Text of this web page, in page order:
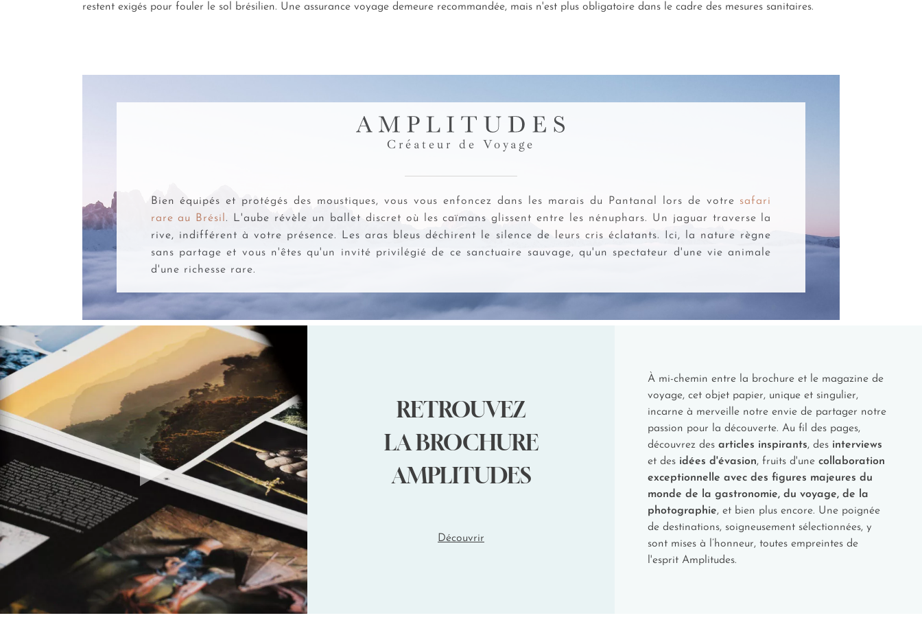
restent exigés pour fouler le sol brésilien. Une assurance voyage demeure recommandée, mais n'est plus obligatoire dans le cadre des mesures sanitaires.
Créateur de Voyage
Bien équipés et protégés des moustiques, vous vous enfoncez dans les marais du Pantanal lors de votre safari
rare au Brésil. L'aube révèle un ballet discret où les caïmans glissent entre les nénuphars. Un jaguar traverse la
rive, indifférent à votre présence. Les aras bleus déchirent le silence de leurs cris éclatants. Ici, la nature règne
sans partage et vous n'êtes qu'un invité privilégié de ce sanctuaire sauvage, qu'un spectateur d'une vie animale
d'une richesse rare.
RETROUVEZ
LA BROCHURE
AMPLITUDES
Découvrir
À mi-chemin entre la brochure et le magazine de
voyage, cet objet papier, unique et singulier,
incarne à merveille notre envie de partager notre
passion pour la découverte. Au fil des pages,
découvrez des articles inspirants, des interviews
et des idées d'évasion, fruits d'une collaboration
exceptionnelle avec des figures majeures du
monde de la gastronomie, du voyage, de la
photographie, et bien plus encore. Une poignée
de destinations, soigneusement sélectionnées, y
sont mises à l’honneur, toutes empreintes de
l'esprit Amplitudes.